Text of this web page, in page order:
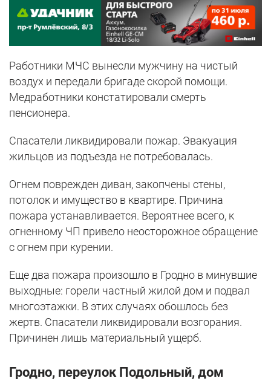
Работники МЧС вынесли мужчину на чистый
воздух и передали бригаде скорой помощи.
Медработники констатировали смерть
пенсионера.
Спасатели ликвидировали пожар. Эвакуация
жильцов из подъезда не потребовалась.
Огнем поврежден диван, закопчены стены,
потолок и имущество в квартире. Причина
пожара устанавливается. Вероятнее всего, к
огненному ЧП привело неосторожное обращение
с огнем при курении.
Еще два пожара произошло в Гродно в минувшие
выходные: горели частный жилой дом и подвал
многоэтажки. В этих случаях обошлось без
жертв. Спасатели ликвидировали возгорания.
Причинен лишь материальный ущерб.
Гродно, переулок Подольный, дом